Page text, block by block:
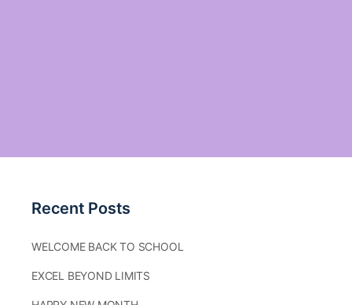
Recent Posts
WELCOME BACK TO SCHOOL
EXCEL BEYOND LIMITS